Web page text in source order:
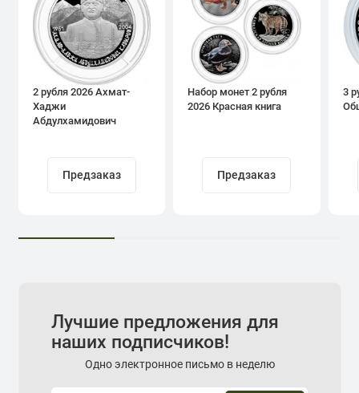
2 рубля 2026 Ахмат-
Хаджи
Абдулхамидович
Предзаказ
Набор монет 2 рубля
2026 Красная книга
Предзаказ
3
Лучшие предложения для
наших подписчиков!
Одно электронное письмо в неделю